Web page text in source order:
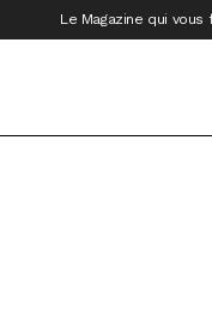
Le Magazine qui vous